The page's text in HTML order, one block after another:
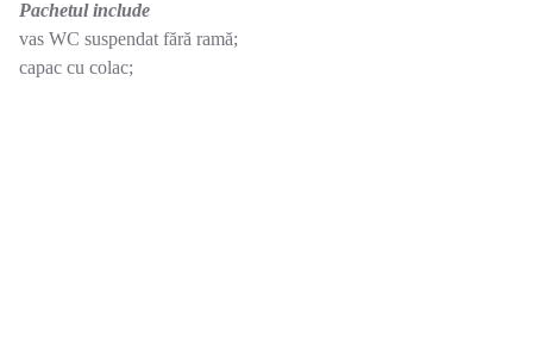
Pachetul include
vas WC suspendat fără ramă;
capac cu colac;